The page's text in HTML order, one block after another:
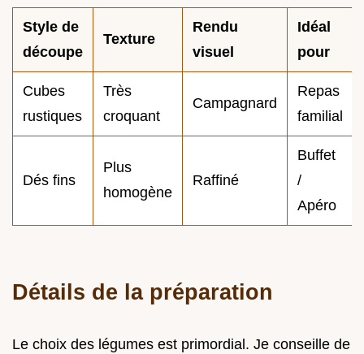
Style de
découpe
Texture
Rendu
visuel
Idéal
pour
Cubes
rustiques
Très
croquant
Campagnard
Repas
familial
Dés fins
Plus
homogène
Raffiné
Buffet
/
Apéro
Détails de la préparation
Le choix des légumes est primordial. Je conseille de